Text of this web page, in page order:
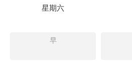
星期六
早